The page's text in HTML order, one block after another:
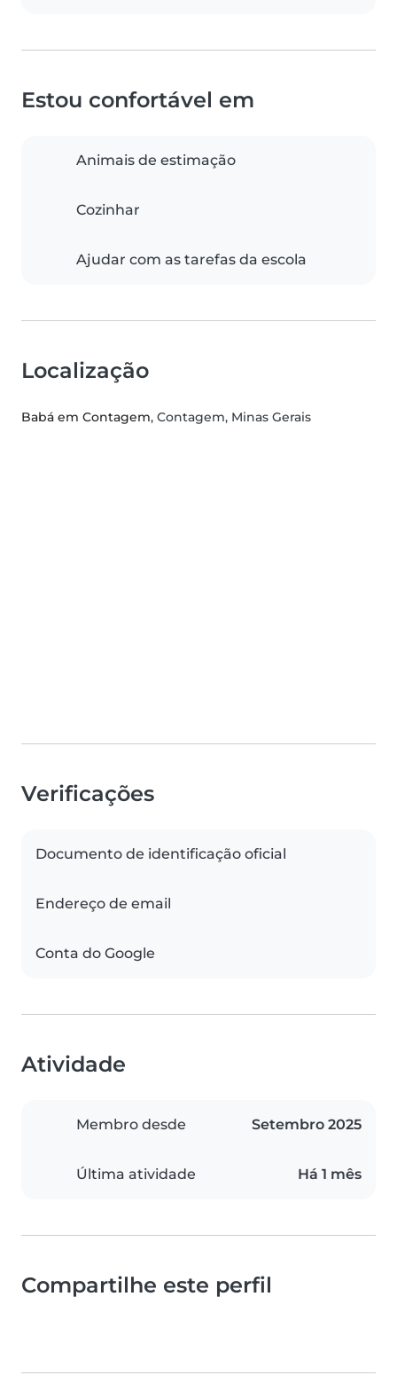
Estou confortável em
Animais de estimação
Cozinhar
Ajudar com as tarefas da escola
Localização
Babá em Contagem, Contagem, Minas Gerais
Verificações
Documento de identificação oficial
Endereço de email
Conta do Google
Atividade
Membro desde Setembro 2025
Última atividade Há 1 mês
Compartilhe este perfil